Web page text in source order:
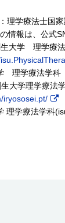
理学療法士国
情報は、公式
大学 理学療
理学療法学科
大学理学療法
iryososei.pt/
理学療法学科